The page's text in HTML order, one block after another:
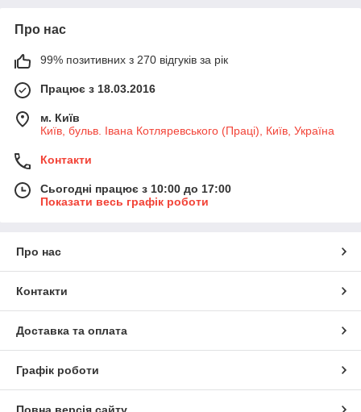
Про нас
99% позитивних з 270 відгуків за рік
Працює з 18.03.2016
м. Київ
Київ, бульв. Івана Котляревського (Праці), Київ, Україна
Контакти
Сьогодні працює з 10:00 до 17:00
Показати весь графік роботи
Про нас
Контакти
Доставка та оплата
Графік роботи